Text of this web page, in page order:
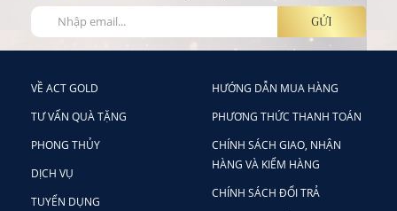
VỀ ACT GOLD
TƯ VẤN QUÀ TẶNG
PHONG THỦY
DỊCH VỤ
TUYỂN DỤNG
HƯỚNG DẪN MUA HÀNG
PHƯƠNG THỨC THANH TOÁN
CHÍNH SÁCH GIAO, NHẬN
HÀNG VÀ KIỂM HÀNG
CHÍNH SÁCH ĐỔI TRẢ